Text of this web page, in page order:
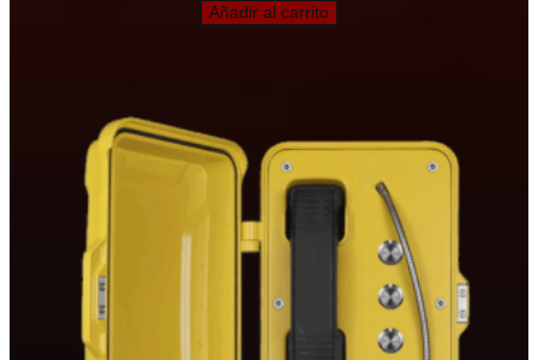
Añadir al carrito